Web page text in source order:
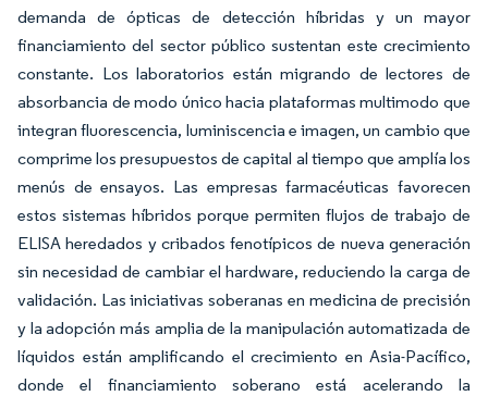
demanda de ópticas de detección híbridas y un mayor
financiamiento del sector público sustentan este crecimiento
constante. Los laboratorios están migrando de lectores de
absorbancia de modo único hacia plataformas multimodo que
integran fluorescencia, luminiscencia e imagen, un cambio que
comprime los presupuestos de capital al tiempo que amplía los
menús de ensayos. Las empresas farmacéuticas favorecen
estos sistemas híbridos porque permiten flujos de trabajo de
ELISA heredados y cribados fenotípicos de nueva generación
sin necesidad de cambiar el hardware, reduciendo la carga de
validación. Las iniciativas soberanas en medicina de precisión
y la adopción más amplia de la manipulación automatizada de
líquidos están amplificando el crecimiento en Asia-Pacífico,
donde el financiamiento soberano está acelerando la